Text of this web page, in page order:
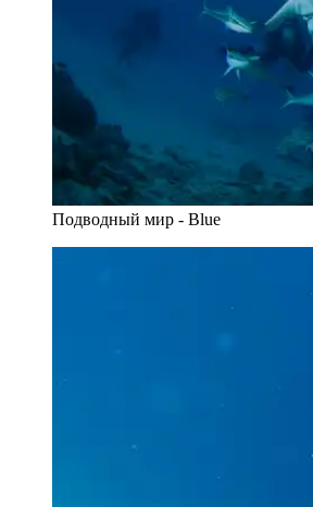
Подводный мир - Blue